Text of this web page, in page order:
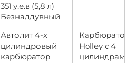
351 у.е.в (5,8 л)
Безнаддувный
Автолит 4-х
цилиндровый
карбюратор
Карбюратор
Holley с 4
цилиндрами